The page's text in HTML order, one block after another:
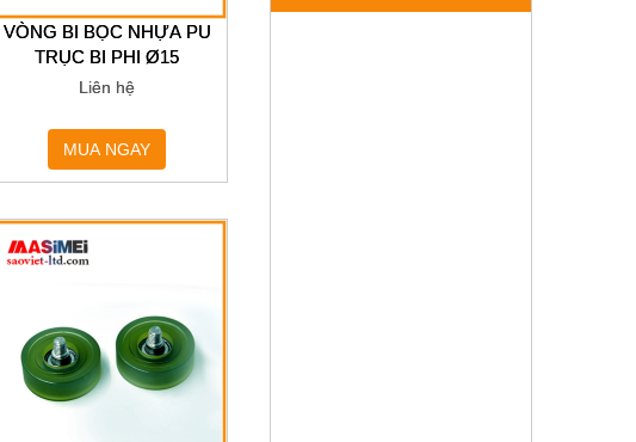
VÒNG BI BỌC NHỰA PU
TRỤC BI PHI Ø15
Liên hệ
MUA NGAY